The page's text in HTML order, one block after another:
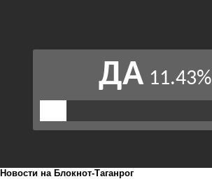
Новости на Блoкнoт-Таганрог